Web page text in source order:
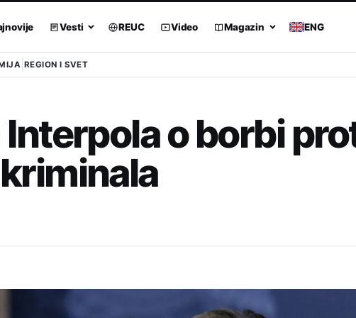
Vesti REUC Video Magazin ENG
REGION I SVET
o borbi